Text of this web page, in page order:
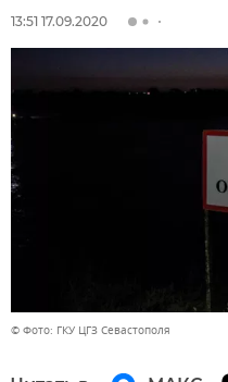
13:51 17.09.2020
© Фото: ГКУ ЦГЗ Севастополя